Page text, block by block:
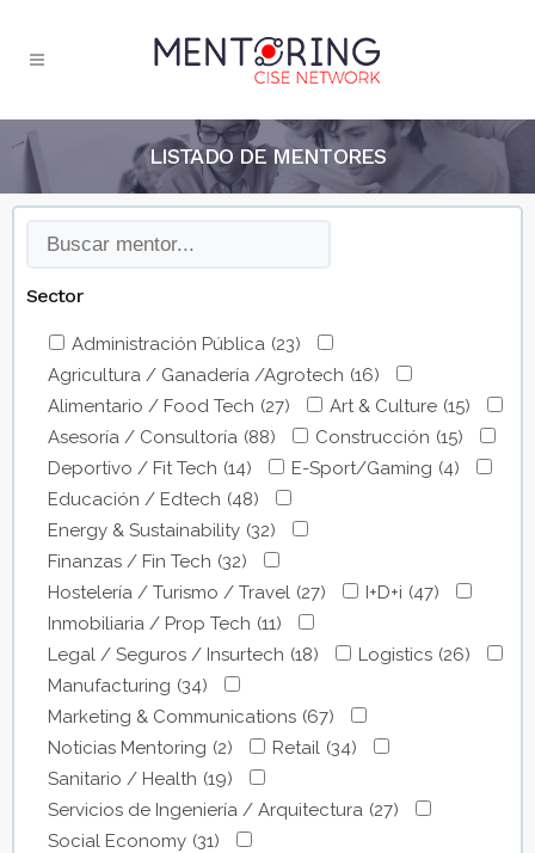
LISTADO DE MENTORES
Sector
Administración Pública (23)
Agricultura / Ganadería /Agrotech (16)
Alimentario / Food Tech (27) Art & Culture (15)
Asesoría / Consultoría (88) Construcción (15)
Deportivo / Fit Tech (14) E-Sport/Gaming (4)
Educación / Edtech (48)
Energy & Sustainability (32)
Finanzas / Fin Tech (32)
Hostelería / Turismo / Travel (27) I+D+i (47)
Inmobiliaria / Prop Tech (11)
Legal / Seguros / Insurtech (18) Logistics (26)
Manufacturing (34)
Marketing & Communications (67)
Noticias Mentoring (2) Retail (34)
Sanitario / Health (19)
Servicios de Ingeniería / Arquitectura (27)
Social Economy (31)